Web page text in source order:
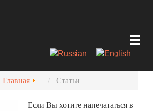
Главная Статьи
Если Вы хотите напечататься в